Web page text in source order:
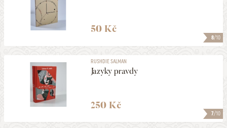
8/10
50 Kč
7/10
RUSHDIE SALMAN
Jazyky pravdy
250 Kč